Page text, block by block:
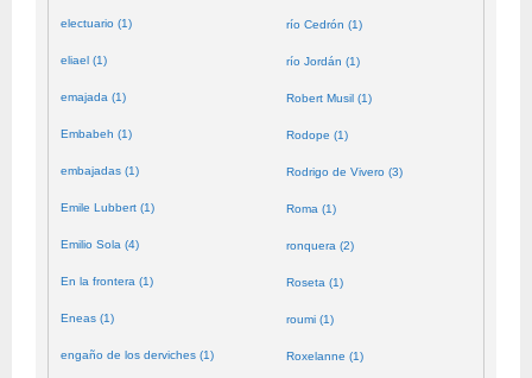
electuario (1)
eliael (1)
emajada (1)
Embabeh (1)
embajadas (1)
Emile Lubbert (1)
Emilio Sola (4)
En la frontera (1)
Eneas (1)
engaño de los derviches (1)
río Cedrón (1)
río Jordán (1)
Robert Musil (1)
Rodope (1)
Rodrigo de Vivero (3)
Roma (1)
ronquera (2)
Roseta (1)
roumi (1)
Roxelanne (1)